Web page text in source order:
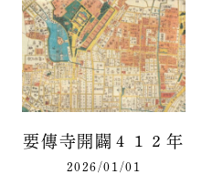
要傳寺開闢４１２年
2026/01/01